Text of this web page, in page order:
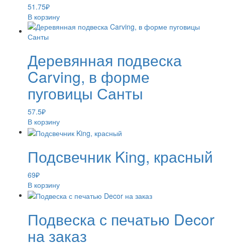
51.75₽
В корзину
Деревянная подвеска
Carving, в форме
пуговицы Санты
57.5₽
В корзину
Подсвечник King, красный
69₽
В корзину
Подвеска с печатью Decor
на заказ